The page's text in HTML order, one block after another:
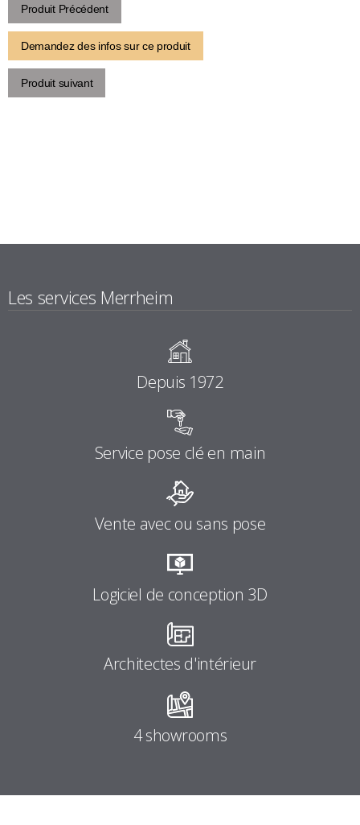
Produit Précédent
Demandez des infos sur ce produit
Produit suivant
Les services Merrheim
Depuis 1972
Service pose clé en main
Vente avec ou sans pose
Logiciel de conception 3D
Architectes d'intérieur
4 showrooms